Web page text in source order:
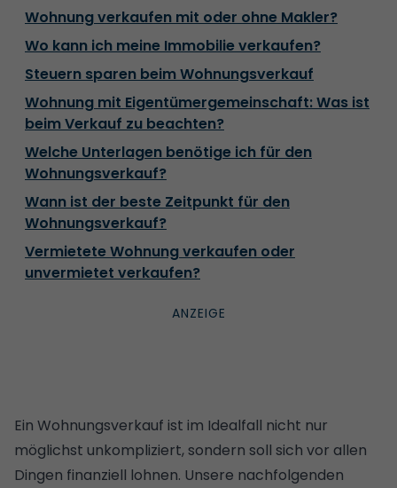
Wohnung verkaufen mit oder ohne Makler?
Wo kann ich meine Immobilie verkaufen?
Steuern sparen beim Wohnungsverkauf
Wohnung mit Eigentümergemeinschaft: Was ist
beim Verkauf zu beachten?
Welche Unterlagen benötige ich für den
Wohnungsverkauf?
Wann ist der beste Zeitpunkt für den
Wohnungsverkauf?
Vermietete Wohnung verkaufen oder
unvermietet verkaufen?
Ein Wohnungsverkauf ist im Idealfall nicht nur
möglichst unkompliziert, sondern soll sich vor allen
Dingen finanziell lohnen. Unsere nachfolgenden